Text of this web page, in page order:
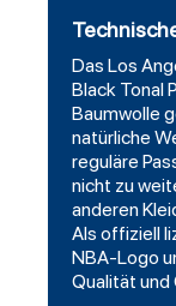
Das Los
Black Tonal
Baumwolle
natürliche
reguläre
nicht zu
anderen
Als offiziell
NBA-Logo
Qualität und